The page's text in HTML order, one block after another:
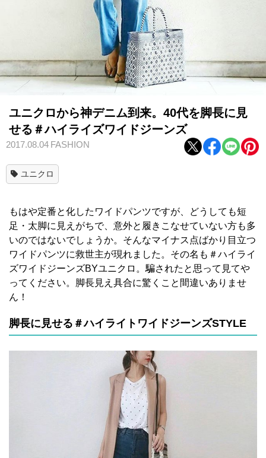
ユニクロから神デニム到来。40代を脚長に見
せる＃ハイライズワイドジーンズ
2017.08.04 FASHION
ユニクロ
もはや定番と化したワイドパンツですが、どうしても短
足・太脚に見えがちで、意外と履きこなせていない方も多
いのではないでしょうか。そんなマイナス点ばかり目立つ
ワイドパンツに救世主が現れました。その名も＃ハイライ
ズワイドジーンズBYユニクロ。騙されたと思って見てや
ってください。脚長見え具合に驚くこと間違いありませ
ん！
脚長に見せる＃ハイライトワイドジーンズSTYLE